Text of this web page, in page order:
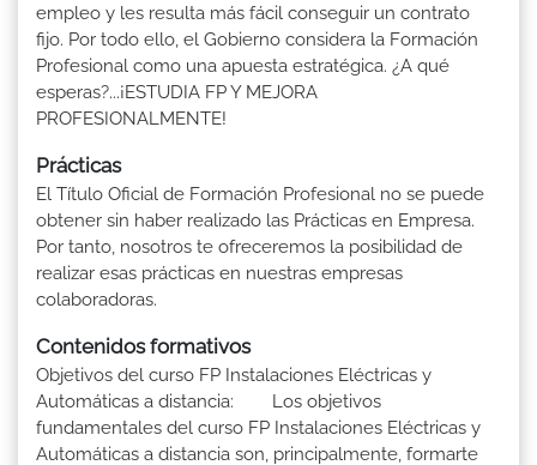
empleo y les resulta más fácil conseguir un contrato
fijo. Por todo ello, el Gobierno considera la Formación
Profesional como una apuesta estratégica. ¿A qué
esperas?...¡ESTUDIA FP Y MEJORA
PROFESIONALMENTE!
Prácticas
El Título Oficial de Formación Profesional no se puede
obtener sin haber realizado las Prácticas en Empresa.
Por tanto, nosotros te ofreceremos la posibilidad de
realizar esas prácticas en nuestras empresas
colaboradoras.
Contenidos formativos
Objetivos del curso FP Instalaciones Eléctricas y
Automáticas a distancia: Los objetivos
fundamentales del curso FP Instalaciones Eléctricas y
Automáticas a distancia son, principalmente, formarte